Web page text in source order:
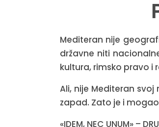
Mediteran nije
državne niti
kultura, rimsko pravo i
Ali, nije Mediteran
zapad. Zato je i
«IDEM, NEC UNUM» –